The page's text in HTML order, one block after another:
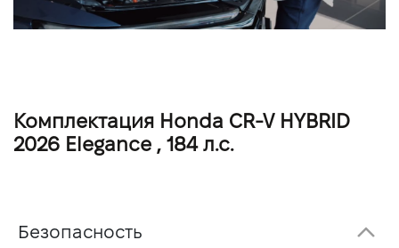
Комплектация Honda CR-V HYBRID
2026 Elegance , 184 л.с.
Безопасность